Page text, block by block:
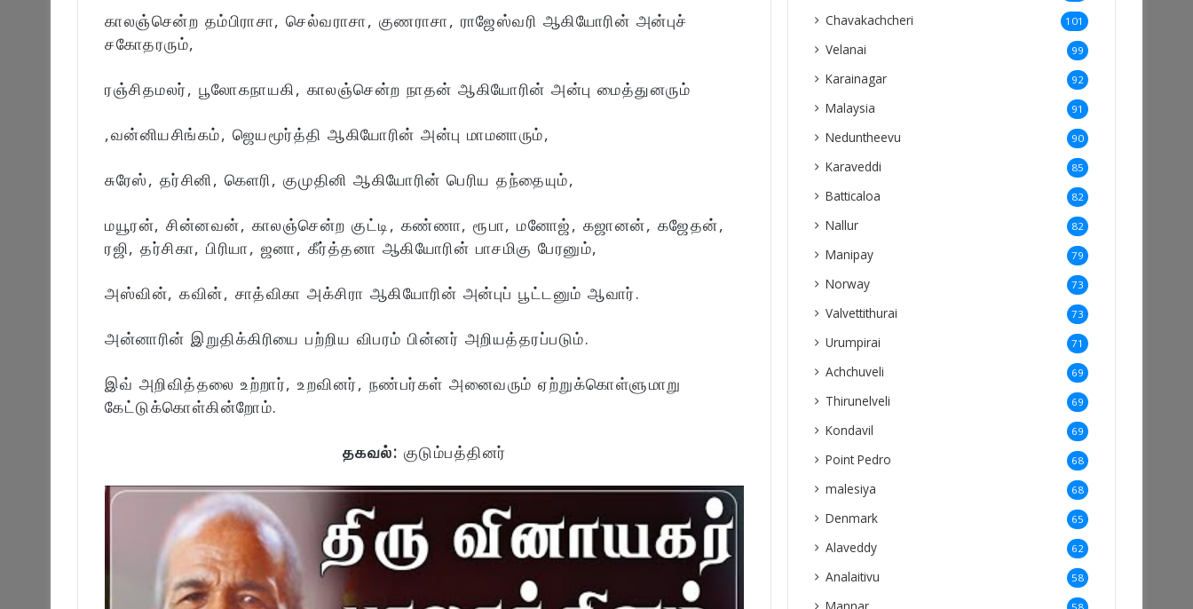
காலஞ்சென்ற தம்பிராசா, செல்வராசா, குணராசா, ராஜேஸ்வரி ஆகியோரின் அன்புச்
சகோதரரும்,
ரஞ்சிதமலர், பூலோகநாயகி, காலஞ்சென்ற நாதன் ஆகியோரின் அன்பு மைத்துனரும்
,வன்னியசிங்கம், ஜெயமூர்த்தி ஆகியோரின் அன்பு மாமனாரும்,
சுரேஸ், தர்சினி, கௌரி, குமுதினி ஆகியோரின் பெரிய தந்தையும்,
மயூரன், சின்னவன், காலஞ்சென்ற குட்டி, கண்ணா, ரூபா, மனோஜ், கஜானன், கஜேதன்,
ரஜி, தர்சிகா, பிரியா, ஜனா, கீர்த்தனா ஆகியோரின் பாசமிகு பேரனும்,
அஸ்வின், கவின், சாத்விகா அக்சிரா ஆகியோரின் அன்புப் பூட்டனும் ஆவார்.
அன்னாரின் இறுதிக்கிரியை பற்றிய விபரம் பின்னர் அறியத்தரப்படும்.
இவ் அறிவித்தலை உற்றார், உறவினர், நண்பர்கள் அனைவரும் ஏற்றுக்கொள்ளுமாறு
கேட்டுக்கொள்கின்றோம்.
தகவல்: குடும்பத்தினர்
Chavakachcheri 101
Velanai 99
Karainagar 92
Malaysia 91
Neduntheevu 90
Karaveddi 85
Batticaloa 82
Nallur 82
Manipay 79
Norway 73
Valvettithurai 73
Urumpirai 71
Achchuveli 69
Thirunelveli 69
Kondavil 69
Point Pedro 68
malesiya 68
Denmark 65
Alaveddy 62
Analaitivu 58